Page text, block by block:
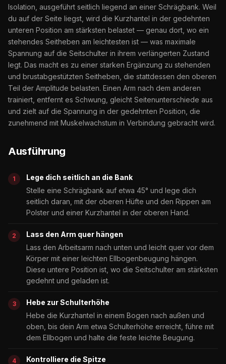
Isolation, ausgeführt seitlich liegend an einer Schrägbank. Weil
du auf der Seite liegst, wird die Kurzhantel in der gedehnten
unteren Position am stärksten belastet — genau dort, wo ein
stehendes Seitheben am leichtesten ist — was maximale
Spannung auf die Seitschulter in ihrem verlängerten Zustand
legt. Das macht es zu einer starken Ergänzung zu stehenden
und brustabgestützten Seitheben, die stattdessen den oberen
Teil der Amplitude belasten. Einen Arm nach dem anderen
trainiert, entfernt es Schwung, gleicht Seitenunterschiede aus
und zielt auf die Spannung in der gedehnten Position, die
zunehmend mit Muskelwachstum in Verbindung gebracht wird.
Ausführung
Lege dich seitlich an die Bank
Stelle eine Schrägbank auf etwa 45° und lege dich
seitlich daran, mit der oberen Hüfte und den Rippen am
Polster und einer Kurzhantel in der oberen Hand.
Lass den Arm quer hängen
Lass den Arbeitsarm nach unten und leicht quer vor dem
Körper mit einer leichten Ellbogenbeugung hängen.
Diese untere Position ist, wo die Seitschulter am stärksten
gedehnt und geladen ist.
Hebe zur Schulterhöhe
Hebe die Kurzhantel in einem Bogen nach außen und
oben, bis dein Arm etwa Schulterhöhe erreicht, führe mit
dem Ellbogen und halte die feste leichte Beugung.
Kontrolliere die Spitze